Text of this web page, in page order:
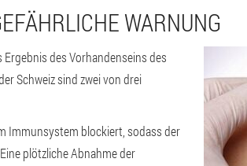
WARNUNG
des Vorhandenseins des
Schweiz sind zwei von drei
Immunsystem blockiert, sodass der
plötzliche Abnahme der